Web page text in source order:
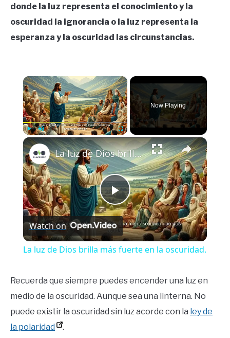
donde la luz representa el conocimiento y la
oscuridad la ignorancia o la luz representa la
esperanza y la oscuridad las circunstancias.
×
Unmute Fullscreen
Now Playing
×
Play
Video
La luz de Dios brilla más fuerte en la oscuridad.
Watch on
La luz de Dios brilla más fuerte en la oscuridad.
Recuerda que siempre puedes encender una luz en
medio de la oscuridad. Aunque sea una linterna. No
puede existir la oscuridad sin luz acorde con la ley de
la polaridad
.